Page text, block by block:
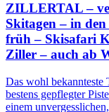
ZILLERTAL –
Skitagen – in
früh – Skisafari
Ziller – auch ab
Das wohl bekannteste
bestens gepflegter
einem